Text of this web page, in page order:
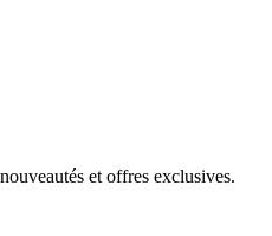
et offres exclusives.